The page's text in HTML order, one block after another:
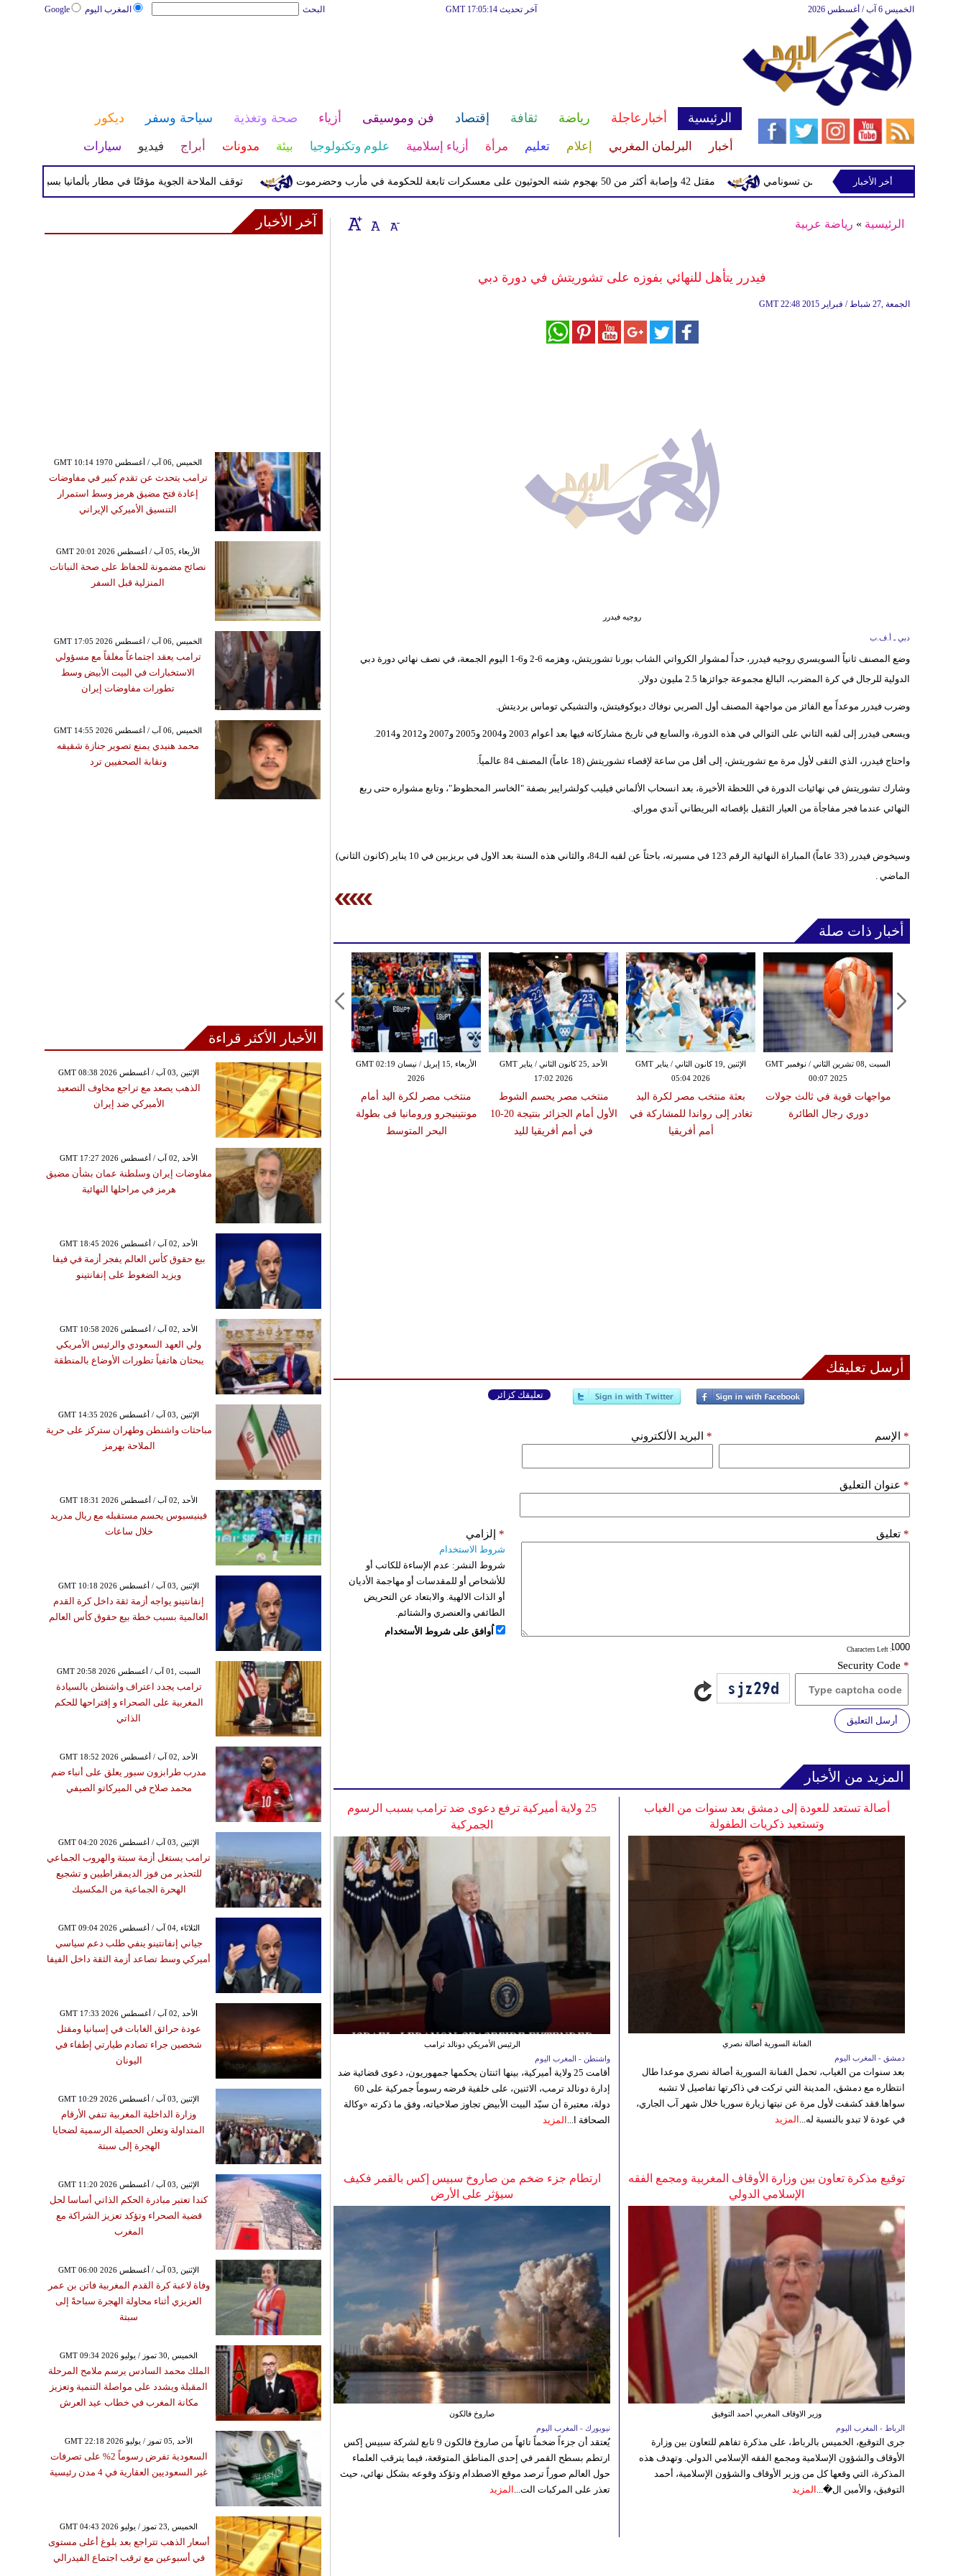
المغرب اليوم Google البحث آخر تحديث GMT 17:05:14 الخميس 6 آب / أغسطس 2026
الرئيسية أخبارعاجلة رياضة ثقافة إقتصاد فن وموسيقى أزياء صحة وتغذية سياحة وسفر ديكور
أخبار البرلمان المغربي إعلام تعليم مرأة أزياء إسلامية علوم وتكنولوجيا بيئة مدونات أبراج فيديو سيارات
توقف الملاحة الجوية مؤقتًا في مطار بألمانيا بسبب أجسام مشبوهة مقتل 42 وإصابة أكثر من 50 بهجوم شنه الحوثيون على معسكرات تابعة للحكومة في مأرب وحضرموت أخر الأخبار
الرئيسية » رياضة عربية
فيدرر يتأهل للنهائي بفوزه على تشوريتش في دورة دبي
GMT 22:48 2015 الجمعة ,27 شباط / فبراير
روجيه فيدرر
دبي ـ أ.ف.ب
وضع المصنف ثانياً السويسري روجيه فيدرر، حداً لمشوار الكرواتي الشاب بورنا تشوريتش، وهزمه 6-2 و6-1 اليوم الجمعة، في نصف نهائي دورة دبي
الدولية للرجال في كرة المضرب، البالغ مجموعة جوائزها 2.5 مليون دولار.
وضرب فيدرر موعداً مع الفائز من مواجهة المصنف أول الصربي نوفاك ديوكوفيتش، والتشيكي توماس برديتش.
ويسعى فيدرر إلى لقبه الثاني على التوالي في هذه الدورة، والسابع في تاريخ مشاركاته فيها بعد أعوام 2003 و2004 و2005 و2007 و2012 و2014.
واحتاج فيدرر، الذي التقى لأول مرة مع تشوريتش، إلى أقل من ساعة لإقصاء تشوريتش (18 عاماً) المصنف 84 عالمياً.
وشارك تشوريتش في نهائيات الدورة في اللحظة الأخيرة، بعد انسحاب الألماني فيليب كولشرايبر بصفة "الخاسر المحظوظ"، وتابع مشواره حتى ربع
النهائي عندما فجر مفاجأة من العيار الثقيل بإقصائه البريطاني آندي موراي.
وسيخوض فيدرر (33 عاماً) المباراة النهائية الرقم 123 في مسيرته، باحثاً عن لقبه الـ84، والثاني هذه السنة بعد الاول في بريزبين في 10 يناير (كانون الثاني)
الماضي .
أخبار ذات صلة
الأحد ,28 حزيران / يونيو GMT 08:56
2026
الأسطورة محرز يحمل الجزائر
إلى دور الـ 32 بكأس العالم
الأربعاء ,15 إبريل / نيسان GMT 02:19
2026
منتخب مصر لكرة اليد أمام
مونتينيجرو ورومانيا فى بطولة
البحر المتوسط
الأحد ,25 كانون الثاني / يناير GMT
17:02 2026
منتخب مصر يحسم الشوط
الأول أمام الجزائر بنتيجة 20-10
في أمم أفريقيا لليد
الإثنين ,19 كانون الثاني / يناير GMT
05:04 2026
بعثة منتخب مصر لكرة اليد
تغادر إلى رواندا للمشاركة في
أمم أفريقيا
السبت ,08 تشرين الثاني / نوفمبر GMT
00:07 2025
مواجهات قوية في ثالث جولات
دوري رجال الطائرة
أرسل تعليقك
تعليقك كزائر
الإسم * البريد الألكتروني *
عنوان التعليق *
تعليق *
: Characters Left
إلزامي *
شروط الاستخدام
شروط النشر: عدم الإساءة للكاتب أو
للأشخاص أو للمقدسات أو مهاجمة الأديان
أو الذات الالهية. والابتعاد عن التحريض
الطائفي والعنصري والشتائم.
اُوافق على شروط الأستخدام
Security Code *
أرسل التعليق
المزيد من الأخبار
25 ولاية أميركية ترفع دعوى ضد ترامب بسبب الرسوم
الجمركية
الرئيس الأمريكي دونالد ترامب
واشنطن - المغرب اليوم
أقامت 25 ولاية أميركية، بينها اثنتان يحكمها جمهوريون، دعوى قضائية ضد
إدارة دونالد ترمب، الاثنين، على خلفية فرضه رسوماً جمركية على 60
دولة، معتبرة أن سيّد البيت الأبيض تجاوز صلاحياته، وفق ما ذكرته «وكالة
الصحافة ا... المزيد
أصالة تستعد للعودة إلى دمشق بعد سنوات من الغياب
وتستعيد ذكريات الطفولة
الفنانة السورية أصالة نصري
دمشق - المغرب اليوم
بعد سنوات من الغياب، تحمل الفنانة السورية أصالة نصري موعدا طال
انتظاره مع دمشق، المدينة التي تركت في ذاكرتها تفاصيل لا تشبه
سواها.فقد كشفت لأول مرة عن نيتها زيارة سوريا خلال شهر آب الجاري،
في عودة لا تبدو بالنسبة له... المزيد
ارتطام جزء ضخم من صاروخ سبيس إكس بالقمر فكيف
سيؤثر على الأرض
صاروخ فالكون
نيويورك - المغرب اليوم
يُعتقد أن جزءاً ضخماً تائهاً من صاروخ فالكون 9 تابع لشركة سبيس إكس
ارتطم بسطح القمر في إحدى المناطق المتوقعة، فيما يترقب العلماء
حول العالم صوراً ترصد موقع الاصطدام وتؤكد وقوعه بشكل نهائي، حيث
تعذر على المركبات الت... المزيد
توقيع مذكرة تعاون بين وزارة الأوقاف المغربية ومجمع الفقه
الإسلامي الدولي
وزير الاوقاف المغربي أحمد التوفيق
الرباط - المغرب اليوم
جرى التوقيع، الخميس بالرباط، على مذكرة تفاهم للتعاون بين وزارة
الأوقاف والشؤون الإسلامية ومجمع الفقه الإسلامي الدولي. وتهدف هذه
المذكرة، التي وقعها كل من وزير الأوقاف والشؤون الإسلامية، أحمد
التوفيق، والأمين ال�... المزيد
آخر الأخبار
GMT 10:14 1970 الخميس ,06 آب / أغسطس
ترامب يتحدث عن تقدم كبير في مفاوضات
إعادة فتح مضيق هرمز وسط استمرار
التنسيق الأميركي الإيراني
GMT 20:01 2026 الأربعاء ,05 آب / أغسطس
نصائح مضمونة للحفاظ على صحة النباتات
المنزلية قبل السفر
GMT 17:05 2026 الخميس ,06 آب / أغسطس
ترامب يعقد اجتماعاً مغلقاً مع مسؤولي
الاستخبارات في البيت الأبيض وسط
تطورات مفاوضات إيران
GMT 14:55 2026 الخميس ,06 آب / أغسطس
محمد هنيدي يمنع تصوير جنازة شقيقه
ونقابة الصحفيين ترد
الأخبار الأكثر قراءة
GMT 08:38 2026 الإثنين ,03 آب / أغسطس
الذهب يصعد مع تراجع مخاوف التصعيد
الأميركي ضد إيران
GMT 17:27 2026 الأحد ,02 آب / أغسطس
مفاوضات إيران وسلطنة عمان بشأن مضيق
هرمز في مراحلها النهائية
GMT 18:45 2026 الأحد ,02 آب / أغسطس
بيع حقوق كأس العالم يفجر أزمة في فيفا
ويزيد الضغوط على إنفانتينو
GMT 10:58 2026 الأحد ,02 آب / أغسطس
ولي العهد السعودي والرئيس الأمريكي
يبحثان هاتفياً تطورات الأوضاع بالمنطقة
GMT 14:35 2026 الإثنين ,03 آب / أغسطس
مباحثات واشنطن وطهران ستركز على حرية
الملاحة بهرمز
GMT 18:31 2026 الأحد ,02 آب / أغسطس
فينيسيوس يحسم مستقبله مع ريال مدريد
خلال ساعات
GMT 10:18 2026 الإثنين ,03 آب / أغسطس
إنفانتينو يواجه أزمة ثقة داخل كرة القدم
العالمية بسبب خطة بيع حقوق كأس العالم
GMT 20:58 2026 السبت ,01 آب / أغسطس
ترامب يجدد اعتراف واشنطن بالسيادة
المغربية على الصحراء و إقتراحها للحكم
الذاتي
GMT 18:52 2026 الأحد ,02 آب / أغسطس
مدرب طرابزون سبور يعلق على أنباء ضم
محمد صلاح في الميركاتو الصيفي
GMT 04:20 2026 الإثنين ,03 آب / أغسطس
ترامب يستغل أزمة سبتة والهروب الجماعي
للتحذير من فوز الديمقراطيين و تشجيع
الهحرة الجماعية من المكسيك
GMT 09:04 2026 الثلاثاء ,04 آب / أغسطس
جياني إنفانتينو ينفي طلب دعم سياسي
أميركي وسط تصاعد أزمة الثقة داخل الفيفا
GMT 17:33 2026 الأحد ,02 آب / أغسطس
عودة حرائق الغابات في إسبانيا ومقتل
شخصين جراء تصادم طيارتي إطفاء في
اليونان
GMT 10:29 2026 الإثنين ,03 آب / أغسطس
وزارة الداخلية المغربية تنفي الأرقام
المتداولة وتعلن الحصيلة الرسمية لضحايا
الهجرة إلى سبتة
GMT 11:20 2026 الإثنين ,03 آب / أغسطس
كندا تعتبر مبادرة الحكم الذاتي أساسا لحل
قضية الصحراء وتؤكد تعزيز الشراكة مع
المغرب
GMT 06:00 2026 الإثنين ,03 آب / أغسطس
وفاة لاعبة كرة القدم المغربية فاتن بن عمر
العزيزي أثناء محاولة الهجرة سباحةً إلى
سبتة
GMT 09:34 2026 الخميس ,30 تموز / يوليو
الملك محمد السادس يرسم ملامح المرحلة
المقبلة ويشدد على مواصلة التنمية وتعزيز
مكانة المغرب في خطاب عيد العرش
GMT 22:18 2026 الأحد ,05 تموز / يوليو
السعودية تفرض رسوماً 2% على تصرفات
غير السعوديين العقارية في 4 مدن رئيسية
GMT 04:43 2026 الخميس ,23 تموز / يوليو
أسعار الذهب تتراجع بعد بلوغ أعلى مستوى
في أسبوعين مع ترقب اجتماع الفيدرالي